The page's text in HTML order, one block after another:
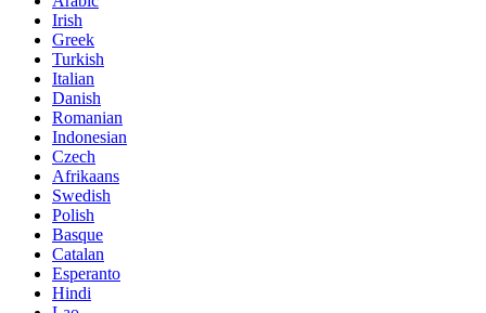
Irish
Greek
Turkish
Italian
Danish
Romanian
Indonesian
Czech
Afrikaans
Swedish
Polish
Basque
Catalan
Esperanto
Hindi